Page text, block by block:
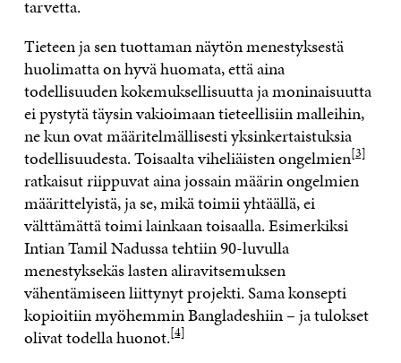
tarvetta.
Tieteen ja sen tuottaman näytön menestyksestä
huolimatta on hyvä huomata, että aina
todellisuuden kokemuksellisuutta ja moninaisuutta
ei pystytä täysin vakioimaan tieteellisiin malleihin,
ne kun ovat määritelmällisesti yksinkertaistuksia
todellisuudesta. Toisaalta viheliäisten ongelmien[3]
ratkaisut riippuvat aina jossain määrin ongelmien
määrittelyistä, ja se, mikä toimii yhtäällä, ei
välttämättä toimi lainkaan toisaalla. Esimerkiksi
Intian Tamil Nadussa tehtiin 90-luvulla
menestyksekäs lasten aliravitsemuksen
vähentämiseen liittynyt projekti. Sama konsepti
kopioitiin myöhemmin Bangladeshiin – ja tulokset
olivat todella huonot.[4]